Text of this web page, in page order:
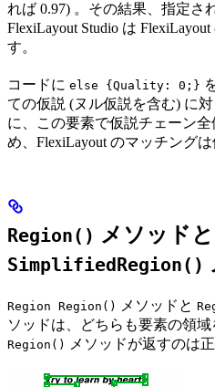
れば 0.97) 。その結果、指定さ
FlexiLayout Studio は
す。
コードに else {Quality: 0;}
ての仮説 (ヌル仮説を含む) に
に、この要素で仮説チェーン
め、FlexiLayout のマッチングは
Region() メソッドと
SimplifiedRegion()
Region Region() メソッドと
ソッドは、どちらも要素の領域
Region()
メソッドが返すのは